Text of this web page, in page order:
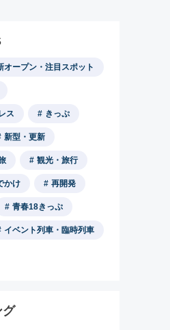
オープン・注目スポット
ス きっぷ
新型・更新
観光・旅行
かけ 再開発
青春18きっぷ
イベント列車・臨時列車
グ